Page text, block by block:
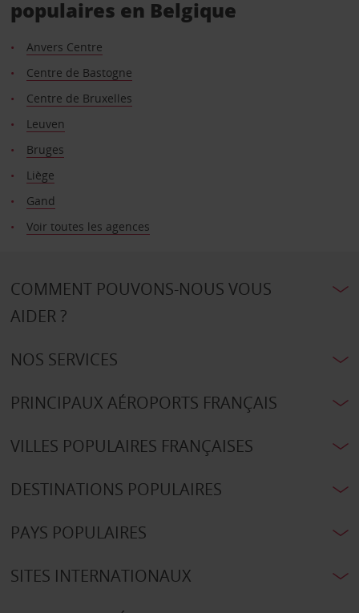
populaires en Belgique
Anvers Centre
Centre de Bastogne
Centre de Bruxelles
Leuven
Bruges
Liège
Gand
Voir toutes les agences
COMMENT POUVONS-NOUS VOUS
AIDER ?
NOS SERVICES
PRINCIPAUX AÉROPORTS FRANÇAIS
VILLES POPULAIRES FRANÇAISES
DESTINATIONS POPULAIRES
PAYS POPULAIRES
SITES INTERNATIONAUX